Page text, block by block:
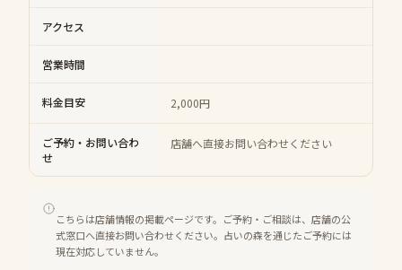
アクセス
営業時間
料金目安 2,000円
ご予約・お問い合わ
せ
店舗へ直接お問い合わせください
こちらは店舗情報の掲載ページです。ご予約・ご相談は、店舗の公
式窓口へ直接お問い合わせください。占いの森を通じたご予約には
現在対応していません。